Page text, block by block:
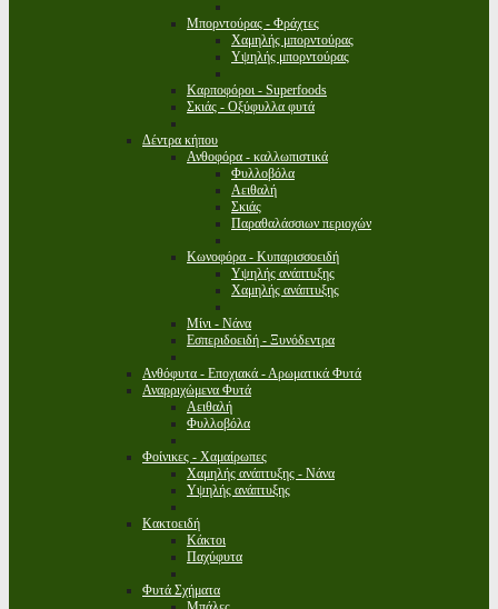
Μπορντούρας - Φράχτες
Χαμηλής μπορντούρας
Υψηλής μπορντούρας
Καρποφόροι - Superfoods
Σκιάς - Οξύφυλλα φυτά
Δέντρα κήπου
Ανθοφόρα - καλλωπιστικά
Φυλλοβόλα
Αειθαλή
Σκιάς
Παραθαλάσσιων περιοχών
Κωνοφόρα - Κυπαρισσοειδή
Υψηλής ανάπτυξης
Χαμηλής ανάπτυξης
Μίνι - Νάνα
Εσπεριδοειδή - Ξυνόδεντρα
Ανθόφυτα - Εποχιακά - Αρωματικά Φυτά
Αναρριχώμενα Φυτά
Αειθαλή
Φυλλοβόλα
Φοίνικες - Χαμαίρωπες
Χαμηλής ανάπτυξης - Νάνα
Υψηλής ανάπτυξης
Κακτοειδή
Κάκτοι
Παχύφυτα
Φυτά Σχήματα